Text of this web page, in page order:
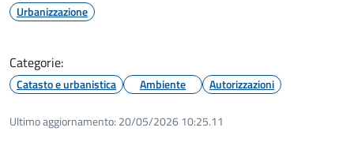
Urbanizzazione
Categorie:
Catasto e urbanistica Ambiente Autorizzazioni
Ultimo aggiornamento: 20/05/2026 10:25.11